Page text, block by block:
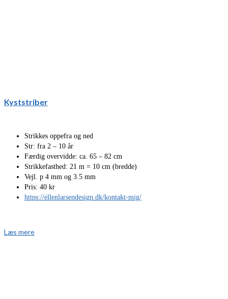
Kyststriber
Strikkes oppefra og ned
Str: fra 2 – 10 år
Færdig overvidde: ca. 65 – 82 cm
Strikkefasthed: 21 m = 10 cm (bredde)
Vejl. p 4 mm og 3.5 mm
Pris: 40 kr
https://ellenlarsendesign.dk/kontakt-mig/
Læs mere